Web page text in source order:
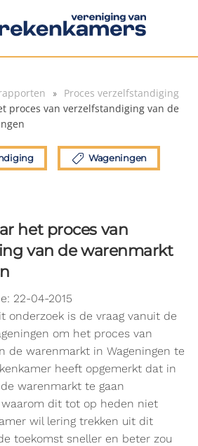
de inhoud gaan
Proces verzelfstandiging
proces van verzelfstandiging van de
Wageningen
het proces van
van de warenmarkt
22-04-2015
onderzoek is de vraag vanuit de
om het proces van
de warenmarkt in Wageningen te
heeft opgemerkt dat in
warenmarkt te gaan
dit tot op heden niet
wil lering trekken uit dit
toekomst sneller en beter zou